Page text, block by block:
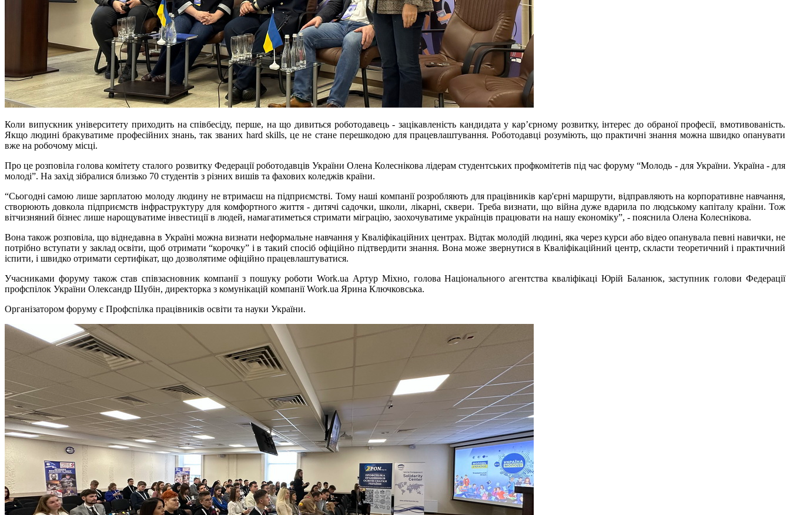
Коли випускник університету приходить на співбесіду, перше, на що дивиться роботодавець - зацікавленість кандидата у кар’єрному розвитку, інтерес до обраної професії, вмотивованість.
Якщо людині бракуватиме професійних знань, так званих hard skills, це не стане перешкодою для працевлаштування. Роботодавці розуміють, що практичні знання можна швидко опанувати
вже на робочому місці.
Про це розповіла голова комітету сталого розвитку Федерації роботодавців України Олена Колеснікова лідерам студентських профкомітетів під час форуму “Молодь - для України. Україна - для
молоді”. На захід зібралися близько 70 студентів з різних вишів та фахових коледжів країни.
“Сьогодні самою лише зарплатою молоду людину не втримаєш на підприємстві. Тому наші компанії розробляють для працівників кар'єрні маршрути, відправляють на корпоративне навчання,
створюють довкола підприємств інфраструктуру для комфортного життя - дитячі садочки, школи, лікарні, сквери. Треба визнати, що війна дуже вдарила по людському капіталу країни. Тож
вітчизняний бізнес лише нарощуватиме інвестиції в людей, намагатиметься стримати міграцію, заохочуватиме українців працювати на нашу економіку”, - пояснила Олена Колеснікова.
Вона також розповіла, що віднедавна в Україні можна визнати неформальне навчання у Кваліфікаційних центрах. Відтак молодій людині, яка через курси або відео опанувала певні навички, не
потрібно вступати у заклад освіти, щоб отримати “корочку” і в такий спосіб офіційно підтвердити знання. Вона може звернутися в Кваліфікаційний центр, скласти теоретичний і практичний
іспити, і швидко отримати сертифікат, що дозволятиме офіційно працевлаштуватися.
Учасниками форуму також став співзасновник компанії з пошуку роботи Work.ua Артур Міхно, голова Національного агентства кваліфікаці Юрій Баланюк, заступник голови Федерації
профспілок України Олександр Шубін, директорка з комунікацій компанії Work.ua Ярина Ключковська.
Організатором форуму є Профспілка працівників освіти та науки України.